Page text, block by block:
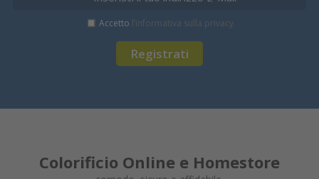
Registrati
Accetto l’informativa sulla privacy
Colorificio Online e Homestore